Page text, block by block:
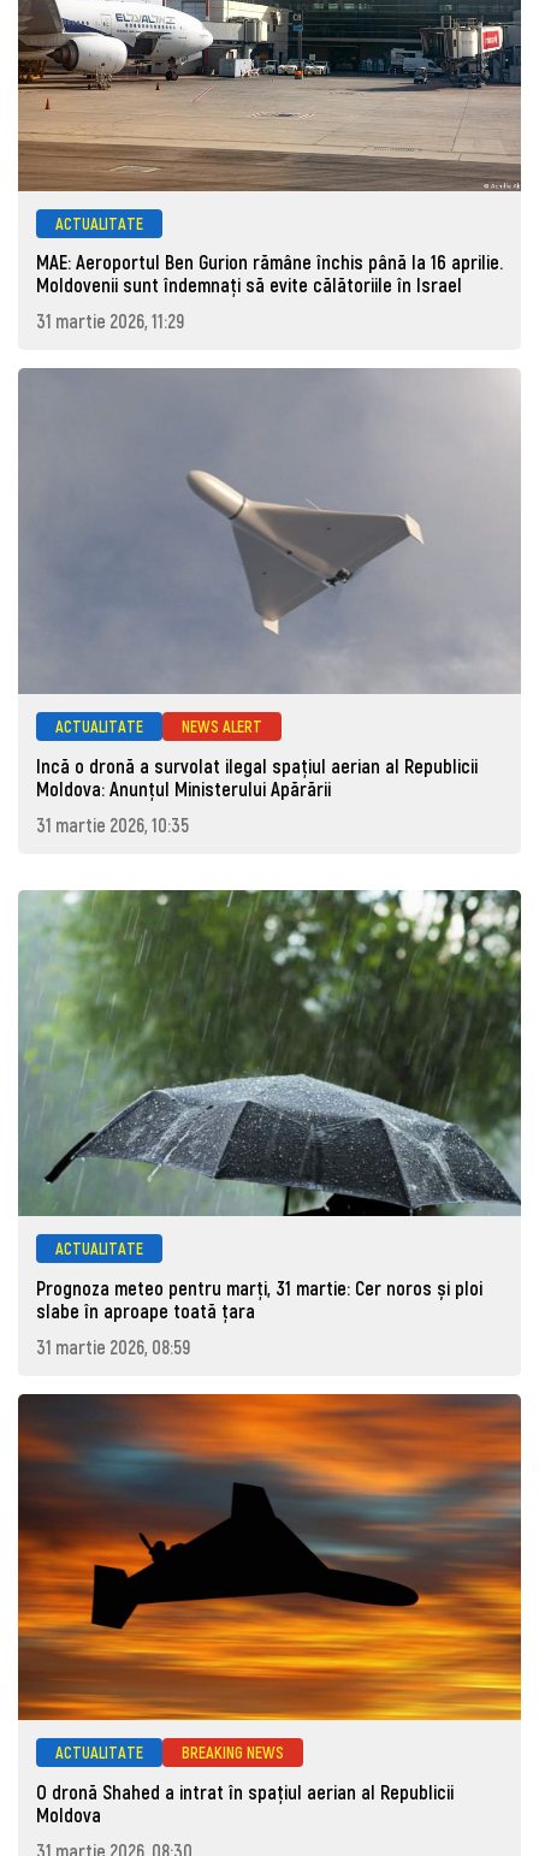
ACTUALITATE
MAE: Aeroportul Ben Gurion rămâne închis până la 16 aprilie.
Moldovenii sunt îndemnați să evite călătoriile în Israel
31 martie 2026, 11:29
ACTUALITATE NEWS ALERT
Incă o dronă a survolat ilegal spațiul aerian al Republicii
Moldova: Anunţul Ministerului Apărării
31 martie 2026, 10:35
ACTUALITATE
Prognoza meteo pentru marţi, 31 martie: Cer noros și ploi
slabe în aproape toată țara
31 martie 2026, 08:59
ACTUALITATE BREAKING NEWS
O dronă Shahed a intrat în spațiul aerian al Republicii
Moldova
31 martie 2026, 08:30